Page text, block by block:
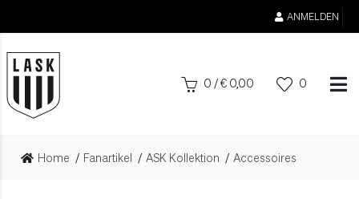
ANMELDEN
0 /€ 0,00 0
Home Fanartikel ASK Kollektion Accessoires